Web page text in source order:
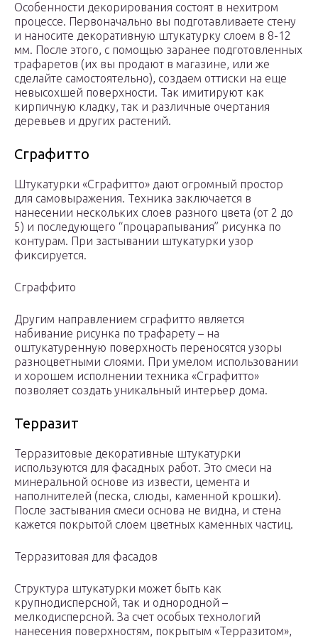
Особенности декорирования состоят в нехитром
процессе. Первоначально вы подготавливаете стену
и наносите декоративную штукатурку слоем в 8-12
мм. После этого, с помощью заранее подготовленных
трафаретов (их вы продают в магазине, или же
сделайте самостоятельно), создаем оттиски на еще
невысохшей поверхности. Так имитируют как
кирпичную кладку, так и различные очертания
деревьев и других растений.
Сграфитто
Штукатурки «Сграфитто» дают огромный простор
для самовыражения. Техника заключается в
нанесении нескольких слоев разного цвета (от 2 до
5) и последующего “процарапывания” рисунка по
контурам. При застывании штукатурки узор
фиксируется.
Сграффито
Другим направлением сграфитто является
набивание рисунка по трафарету – на
оштукатуренную поверхность переносятся узоры
разноцветными слоями. При умелом использовании
и хорошем исполнении техника «Сграфитто»
позволяет создать уникальный интерьер дома.
Терразит
Терразитовые декоративные штукатурки
используются для фасадных работ. Это смеси на
минеральной основе из извести, цемента и
наполнителей (песка, слюды, каменной крошки).
После застывания смеси основа не видна, и стена
кажется покрытой слоем цветных каменных частиц.
Терразитовая для фасадов
Структура штукатурки может быть как
крупнодисперсной, так и однородной –
мелкодисперсной. За счет особых технологий
нанесения поверхностям, покрытым «Терразитом»,